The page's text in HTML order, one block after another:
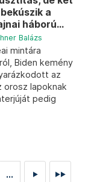
a
háború...
Balázs
mintára
Biden kemény
az
orosz lapoknak
pedig
... ► ►►